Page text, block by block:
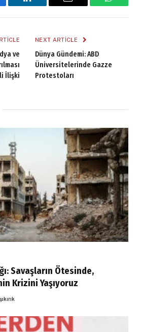
LinkedIn Email
ve
İlişki
NEXT ARTICLE
Dünya Gündemi: ABD
Üniversitelerinde Gazze
Protestoları
Savaşların Ötesinde,
Krizini Yaşıyoruz